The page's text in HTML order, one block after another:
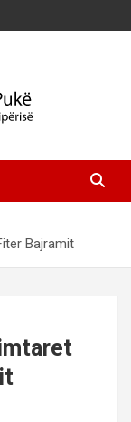
Bajramit